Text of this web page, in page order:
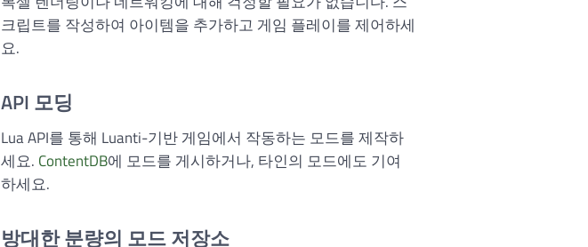
크립트를 작성하여 아이템을 추가하고 게임 플레이를 제어하세
요.
API 모딩
Lua API를 통해 Luanti-기반 게임에서 작동하는 모드를 제작하
세요. ContentDB에 모드를 게시하거나, 타인의 모드에도 기여
하세요.
방대한 분량의 모드 저장소